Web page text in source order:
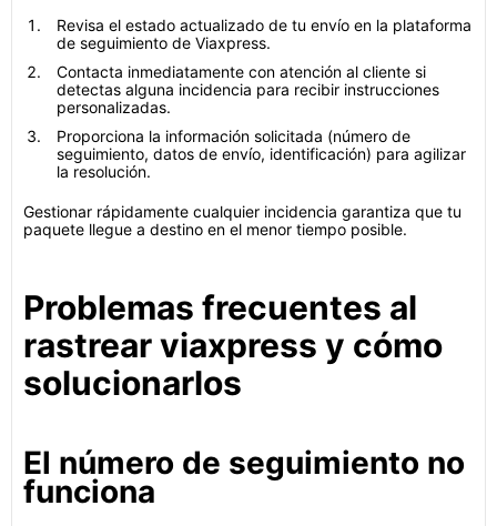
Revisa el estado actualizado de tu envío en la plataforma
de seguimiento de Viaxpress.
Contacta inmediatamente con atención al cliente si
detectas alguna incidencia para recibir instrucciones
personalizadas.
Proporciona la información solicitada (número de
seguimiento, datos de envío, identificación) para agilizar
la resolución.
Gestionar rápidamente cualquier incidencia garantiza que tu
paquete llegue a destino en el menor tiempo posible.
Problemas frecuentes al
rastrear viaxpress y cómo
solucionarlos
El número de seguimiento no
funciona